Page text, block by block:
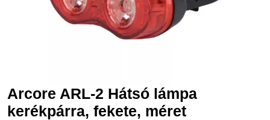
Arcore ARL-2 Hátsó lámpa
kerékpárra, fekete, méret